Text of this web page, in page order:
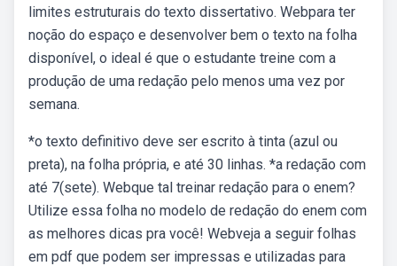
limites estruturais do texto dissertativo. Webpara ter
noção do espaço e desenvolver bem o texto na folha
disponível, o ideal é que o estudante treine com a
produção de uma redação pelo menos uma vez por
semana.
*o texto definitivo deve ser escrito à tinta (azul ou
preta), na folha própria, e até 30 linhas. *a redação com
até 7(sete). Webque tal treinar redação para o enem?
Utilize essa folha no modelo de redação do enem com
as melhores dicas pra você! Webveja a seguir folhas
em pdf que podem ser impressas e utilizadas para